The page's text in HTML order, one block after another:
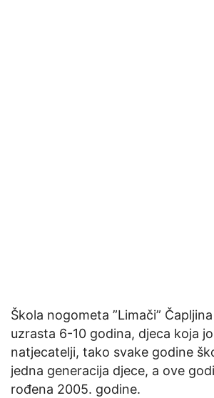
Škola nogometa ”Limači”
uzrasta 6-10 godina, djeca koja
natjecatelji, tako svake godine
jedna generacija djece, a ove
rođena 2005. godine.